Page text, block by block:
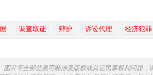
调查取证 辩护 诉讼代理 经济犯罪
图片等全部信息可能涉及版权或其它民事权利问题，